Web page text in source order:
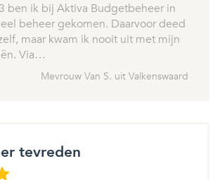
ben ik bij Aktiva Budgetbeheer in
beheer gekomen. Daarvoor deed
maar kwam ik nooit uit met mijn
Via…
Mevrouw Van S. uit Valkenswaard
tevreden